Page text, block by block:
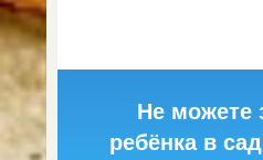
Не можете
ребёнка в